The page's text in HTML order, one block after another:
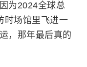
为2024全球总
时场馆里飞进一
，那年最后真的